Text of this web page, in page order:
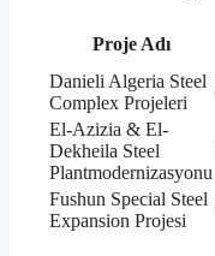
Proje Adı
Danieli Algeria Steel
Complex Projeleri
El-Azizia & El-
Dekheila Steel
Plantmodernizasyonu
Fushun Special Steel
Expansion Projesi